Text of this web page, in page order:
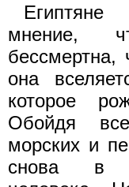
мнение,
бессмертна,
она
которое
Обойдя
морских и
снова в